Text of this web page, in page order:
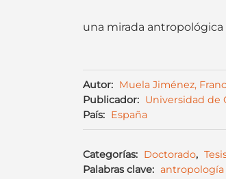
una mirada antropológica
Autor: Muela Jiménez,
Publicador: Universidad de
País: España
Categorías: Doctorado,
Palabras clave: